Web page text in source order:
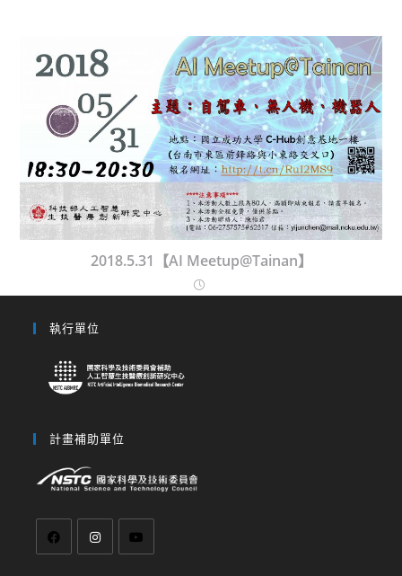
2018.5.31【AI Meetup@Tainan】
執行單位
計畫補助單位